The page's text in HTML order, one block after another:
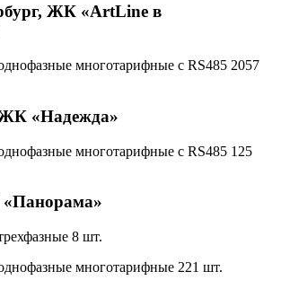
ЖК «ArtLine в
многотарифные с RS485 2057
«Надежда»
многотарифные с RS485 125
8 шт.
многотарифные 221 шт.